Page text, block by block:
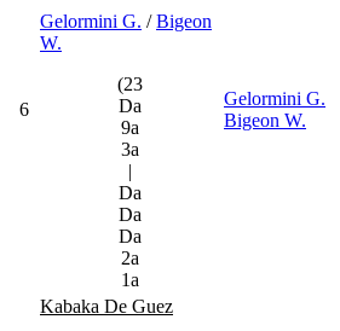
6
Gelormini G. /Bigeon
W.
(23
Da
9a
3a
|
Da
Da
Da
2a
1a
Gelormini G.
Bigeon W.
Kabaka De Guez